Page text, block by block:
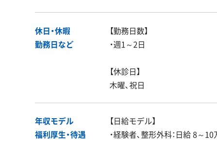
休日・休暇
勤務日など
【勤務日数】
・週1～2日
【休診日】
木曜、祝日
年収モデル
福利厚生・待遇
【日給モデル】
・経験者、整形外科：日給 8～